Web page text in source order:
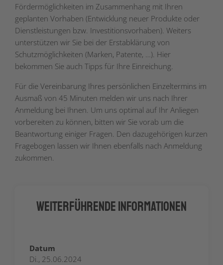
Fördermöglichkeiten im Zusammenhang mit Ihren
geplanten Vorhaben (Entwicklung neuer Produkte oder
Dienstleistungen bzw. Investitionsvorhaben). Weiters
unterstützen wir Sie bei der Erstabklärung von
Schutzmöglichkeiten (Marken, Patente, …). Hier
bekommen Sie auch Tipps für Ihre Einreichung.
Für die Vereinbarung Ihres persönlichen Einzeltermins im
Ausmaß von 45 Minuten melden wir uns nach Ihrer
Anmeldung bei Ihnen. Um uns optimal auf Ihr Anliegen
vorbereiten zu können, bitten wir Sie vorab um die
Beantwortung einiger Fragen. Den dazugehörigen kurzen
Fragebogen lassen wir Ihnen ebenfalls nach Anmeldung
zukommen.
Weiterführende Informationen
Datum
Di., 25.06.2024